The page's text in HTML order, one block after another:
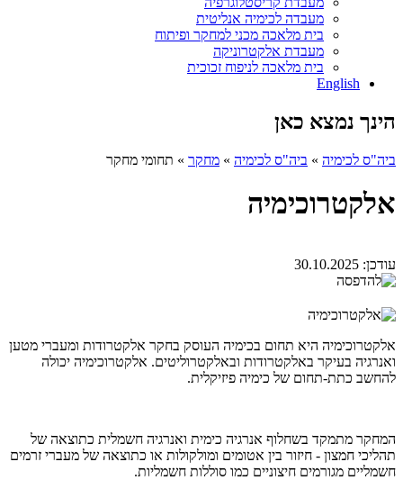
מעבדה לכימיה אנליטית
בית מלאכה מכני למחקר ופיתוח
מעבדת אלקטרוניקה
בית מלאכה לניפוח זכוכית
English
הינך נמצא כאן
ביה"ס לכימיה » ביה"ס לכימיה » מחקר » תחומי מחקר
אלקטרוכימיה
עודכן: 30.10.2025
אלקטרוכימיה היא תחום בכימיה העוסק בחקר אלקטרודות ומעברי מטען
ואנרגיה בעיקר באלקטרודות ובאלקטרוליטים. אלקטרוכימיה יכולה
להחשב כתת-תחום של כימיה פיזיקלית.
המחקר מתמקד בשחלוף אנרגיה כימית ואנרגיה חשמלית כתוצאה של
תהליכי חמצון - חיזור בין אטומים ומולקולות או כתוצאה של מעברי זרמים
חשמליים מגורמים חיצוניים כמו סוללות חשמליות.